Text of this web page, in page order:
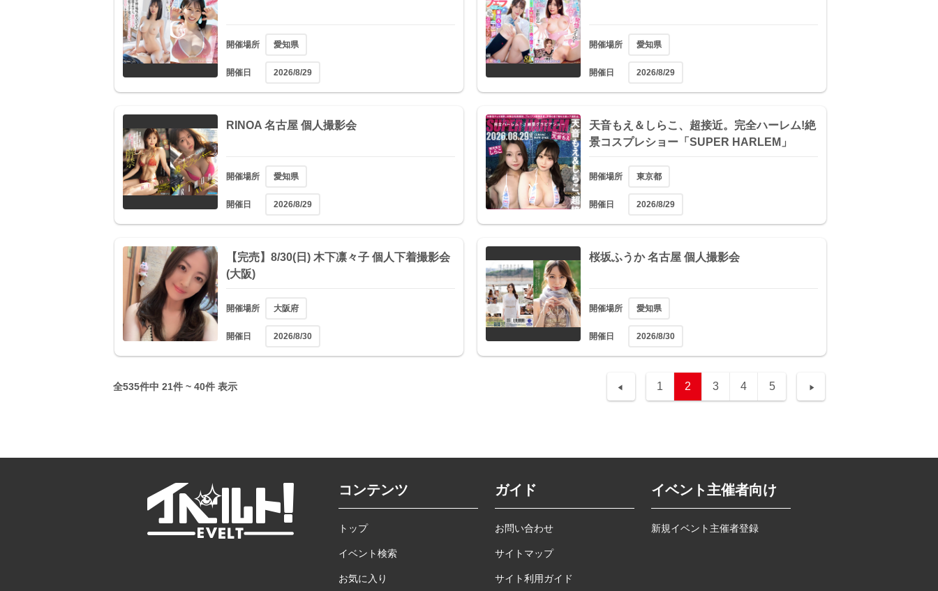
開催場所 愛知県
開催日 2026/8/29
開催場所 愛知県
開催日 2026/8/29
RINOA 名古屋 個人撮影会
開催場所 愛知県
開催日 2026/8/29
天音もえ＆しらこ、超接近。完全ハーレム!絶
景コスプレショー「SUPER HARLEM」
開催場所 東京都
開催日 2026/8/29
【完売】8/30(日) 木下凛々子 個人下着撮影会
(大阪)
開催場所 大阪府
開催日 2026/8/30
桜坂ふうか 名古屋 個人撮影会
開催場所 愛知県
開催日 2026/8/30
全535件中 21件 ~ 40件 表示 1 2 3 4 5
コンテンツ
トップ
イベント検索
お気に入り
ガイド
お問い合わせ
サイトマップ
サイト利用ガイド
イベント主催者向け
新規イベント主催者登録